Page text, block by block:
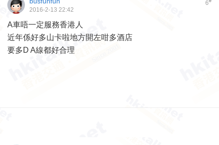
6
2016-2-13 22:42
A車唔一定服務香港人
近年係好多山卡啦地方開左咁多酒店
要多D A線都好合理